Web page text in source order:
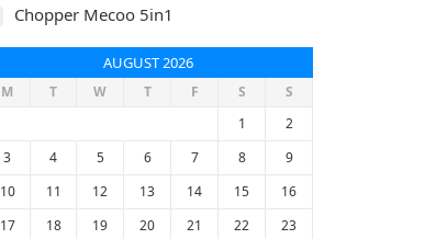
Chopper Mecoo 5in1
AUGUST 2026
M T W T F S
S
1
2
3
4 5 6 7 8
9
10
11 12 13 14 15
16
17
18 19 20 21 22
23